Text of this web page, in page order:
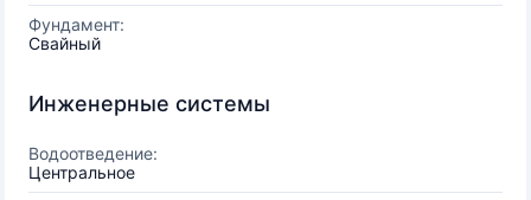
Фундамент:
Свайный
Инженерные системы
Водоотведение:
Центральное